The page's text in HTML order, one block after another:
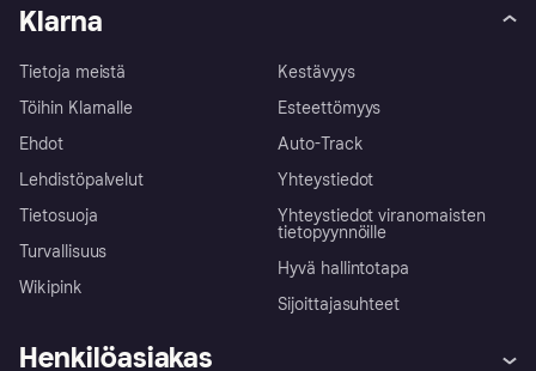
Klarna
Tietoja meistä
Töihin Klarnalle
Ehdot
Lehdistöpalvelut
Tietosuoja
Turvallisuus
Wikipink
Kestävyys
Esteettömyys
Auto-Track
Yhteystiedot
Yhteystiedot viranomaisten
tietopyynnöille
Hyvä hallintotapa
Sijoittajasuhteet
Henkilöasiakas